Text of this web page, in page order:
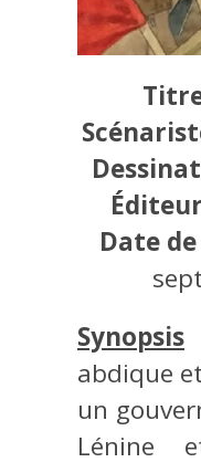
Date
Synopsis
abdique
un
Lénine